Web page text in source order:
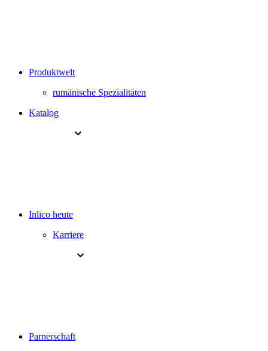
Produktwelt
rumänische Spezialitäten
Katalog
Inlico heute
Karriere
Parnerschaft